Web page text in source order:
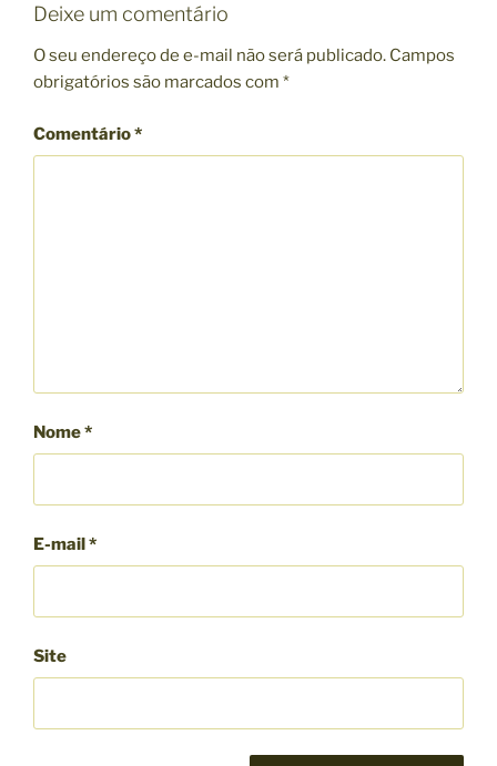
O
I
A
Deixe um comentário
O seu endereço de e-mail não será publicado. Campos
obrigatórios são marcados com *
Comentário*
Nome*
E-mail*
Site